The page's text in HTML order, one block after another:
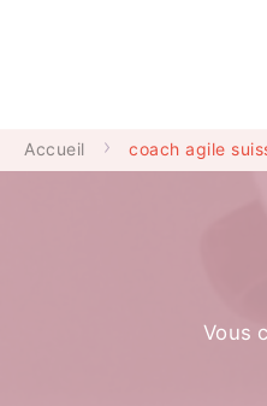
Accueil coach agile
Vous